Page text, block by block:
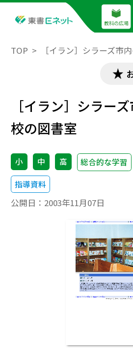
教科の広場
TOP ［イラン］シラーズ市
［イラン］シラー
校の図書室
小 中 高 総合的な学習
指導資料
公開日： 2003年11月07日